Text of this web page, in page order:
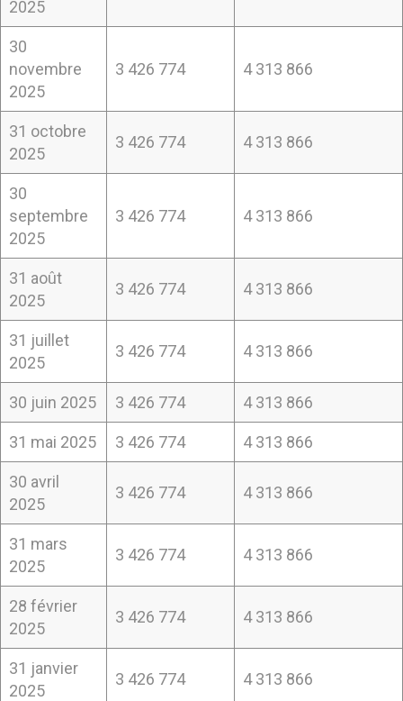
2025
30
novembre
2025
3 426 774 4 313 866
31 octobre
2025
3 426 774 4 313 866
30
septembre
2025
3 426 774 4 313 866
31 août
2025
3 426 774 4 313 866
31 juillet
2025
3 426 774 4 313 866
30 juin 2025 3 426 774 4 313 866
31 mai 2025 3 426 774 4 313 866
30 avril
2025
3 426 774 4 313 866
31 mars
2025
3 426 774 4 313 866
28 février
2025
3 426 774 4 313 866
31 janvier
2025
3 426 774 4 313 866